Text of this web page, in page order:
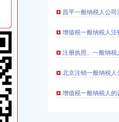
,厂家,公司注销与变更-搜了网
多少费用呢-肇庆58同城
理申请自营进出口,上海上海市
网】_|进出口资质办理【官方网
类贸易进出口公司】价格,
会计社区
四—快点8分类信息网
昌平一般纳税人公
增值税一般纳税人
注册执照、一般纳税
北京注销一般纳税人
增值税一般纳税人